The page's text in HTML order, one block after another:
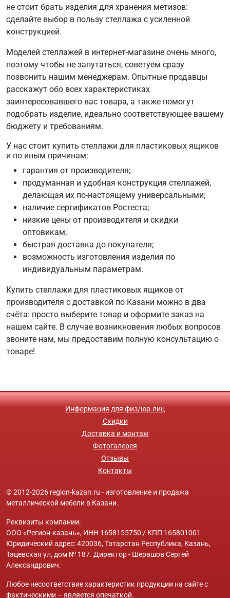
не стоит брать изделия для хранения метизов:
сделайте выбор в пользу стеллажа с усиленной
конструкцией.
Моделей стеллажей в интернет-магазине очень много,
поэтому чтобы не запутаться, советуем сразу
позвонить нашим менеджерам. Опытные продавцы
расскажут обо всех характеристиках
заинтересовавшего вас товара, а также помогут
подобрать изделие, идеально соответствующее вашему
бюджету и требованиям.
У нас стоит купить стеллажи для пластиковых ящиков
и по иным причинам:
гарантия от производителя;
продуманная и удобная конструкция стеллажей,
делающая их по-настоящему универсальными;
наличие сертификатов Ростеста;
низкие цены от производителя и скидки
оптовикам;
быстрая доставка до покупателя;
возможность изготовления изделия по
индивидуальным параметрам.
Купить стеллажи для пластиковых ящиков от
производителя с доставкой по Казани можно в два
счёта: просто выберите товар и оформите заказ на
нашем сайте. В случае возникновения любых вопросов
звоните нам, мы предоставим полную консультацию о
товаре!
Информация для физ/юр.лиц
Скидки
Доставка и монтаж
Фотогалерея
Отзывы
Контакты
© 2012-2026 region-kazan.ru - изготовление и продажа
металлической мебели в Казани.
Реквизиты компании:
ООО «Регион-казань», ИНН 1658155750 / КПП 165801001
Юридический адрес: 420036, Татарстан Республика, Казань,
Тэцевская ул, дом № 187. Директор - Шерашов Сергей
Александрович.
Любое несоответствие характеристик продукции на сайте с
фактическими – является опечаткой.